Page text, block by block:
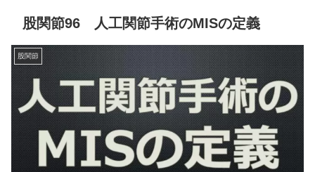
股関節96 人工関節手術のMISの定義
股関節